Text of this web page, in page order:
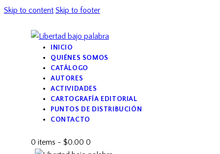
Skip to content Skip to footer
INICIO
QUIÉNES SOMOS
CATÁLOGO
AUTORES
ACTIVIDADES
CARTOGRAFÍA EDITORIAL
PUNTOS DE DISTRIBUCIÓN
CONTACTO
0 items - $0.00 0